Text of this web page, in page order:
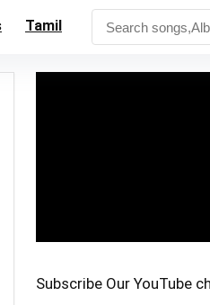
Tamil
Subscribe Our YouTube